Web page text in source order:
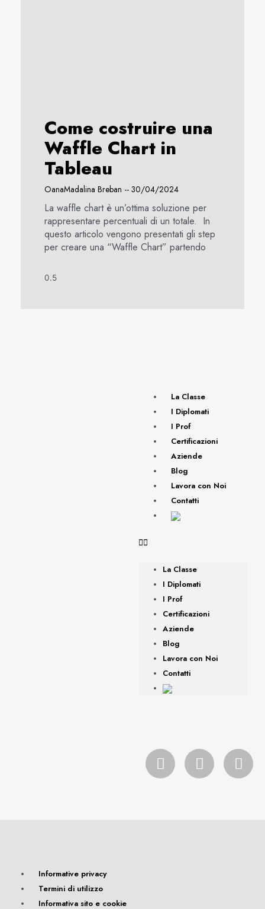
Come costruire una
Waffle Chart in
Tableau
OanaMadalina Breban 30/04/2024
La waffle chart è un’ottima soluzione per
rappresentare percentuali di un totale. In
questo articolo vengono presentati gli step
per creare una “Waffle Chart” partendo
La Classe
I Diplomati
I Prof
Certificazioni
Aziende
Blog
Lavora con Noi
Contatti
La Classe
I Diplomati
I Prof
Certificazioni
Aziende
Blog
Lavora con Noi
Contatti
Informative privacy
Termini di utilizzo
Informativa sito e cookie